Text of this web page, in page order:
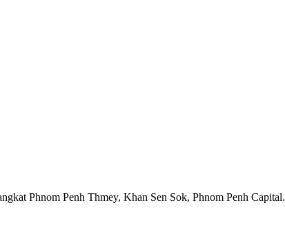
Phnom Penh Thmey, Khan Sen Sok, Phnom Penh Capital.